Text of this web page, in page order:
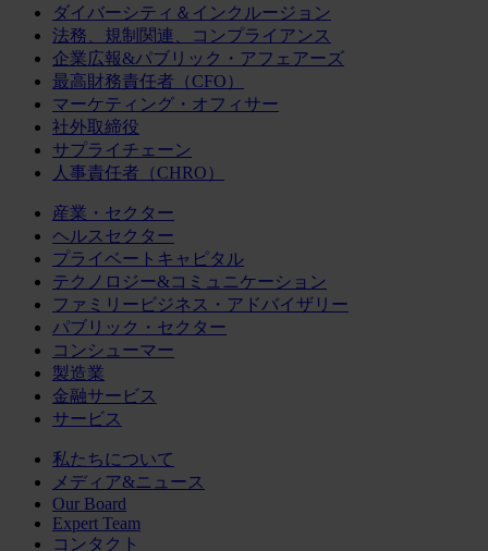
ダイバーシティ＆インクルージョン
法務、規制関連、コンプライアンス
企業広報&パブリック・アフェアーズ
最高財務責任者（CFO）
マーケティング・オフィサー
社外取締役
サプライチェーン
人事責任者（CHRO）
産業・セクター
ヘルスセクター
プライベートキャピタル
テクノロジー&コミュニケーション
ファミリービジネス・アドバイザリー
パブリック・セクター
コンシューマー
製造業
金融サービス
サービス
私たちについて
メディア&ニュース
Our Board
Expert Team
コンタクト